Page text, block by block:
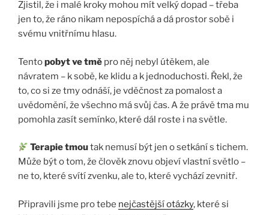
Zjistil, že i malé kroky mohou mít velký dopad – třeba
jen to, že ráno nikam nepospíchá a dá prostor sobě i
svému vnitřnímu hlasu.
Tentopobyt ve tmě pro něj nebyl útěkem, ale
návratem – k sobě, ke klidu a k jednoduchosti. Řekl, že
to, co si ze tmy odnáší, je vděčnost za pomalost a
uvědomění, že všechno má svůj čas. A že právě tma mu
pomohla zasít semínko, které dál roste i na světle.
Terapie tmoutak nemusí být jen o setkání s tichem.
Může být o tom, že člověk znovu objeví vlastní světlo –
ne to, které svítí zvenku, ale to, které vychází zevnitř.
Připravili jsme pro tebe nejčastější otázky, které si